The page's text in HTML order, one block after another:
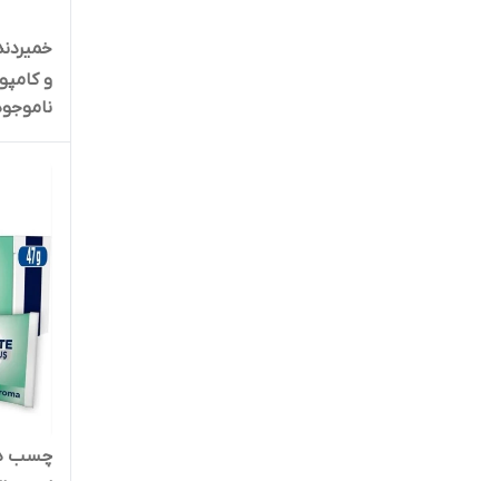
لیتر تاریخ بلند 1407/08/10
چسب